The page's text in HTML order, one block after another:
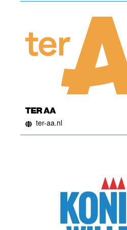
TER AA
ter-aa.nl